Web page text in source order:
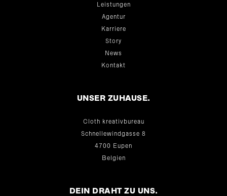
Leistungen
Agentur
Karriere
Story
News
Kontakt
UNSER ZUHAUSE.
Cloth kreativbureau
Schnellewindgasse 8
4700 Eupen
Belgien
DEIN DRAHT ZU UNS.